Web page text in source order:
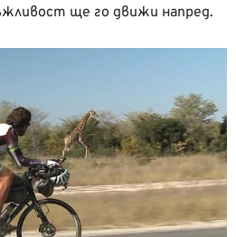
ще го движи напред.